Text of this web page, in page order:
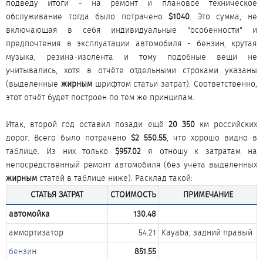
подведу итоги - на ремонт и плановое техническое
обслуживание тогда было потрачено$1040. Это сумма, не
включающая в себя индивидуальные "особенности" и
предпочтения в эксплуатации автомобиля - бензин, крутая
музыка, резина-изолента и тому подобные вещи не
учитывались, хотя в отчёте отдельными строками указаны
(выделенные жирнымшрифтом статьи затрат). Соответственно,
этот отчёт будет построен по тем же принципам.
Итак, второй год оставил позади ещё 20 350км российских
дорог. Всего было потрачено $2 550.55, что хорошо видно в
таблице. Из них только$957.02 я отношу к затратам на
непосредственный ремонт автомобиля (без учёта выделенных
жирным статей в таблице ниже). Расклад такой:​
СТАТЬЯ ЗАТРАТ
СТОИМОСТЬ
ПРИМЕЧАНИЕ
автомойка
130.48
аммортизатор​
54.21​ Kayaba, задний правый​
бензин
851.55